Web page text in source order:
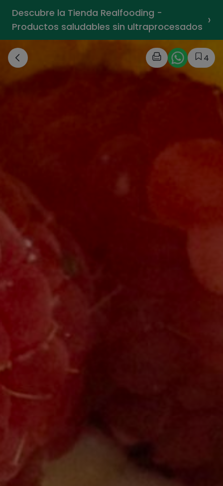
Descubre la Tienda Realfooding -
Productos saludables sin ultraprocesados ›
4